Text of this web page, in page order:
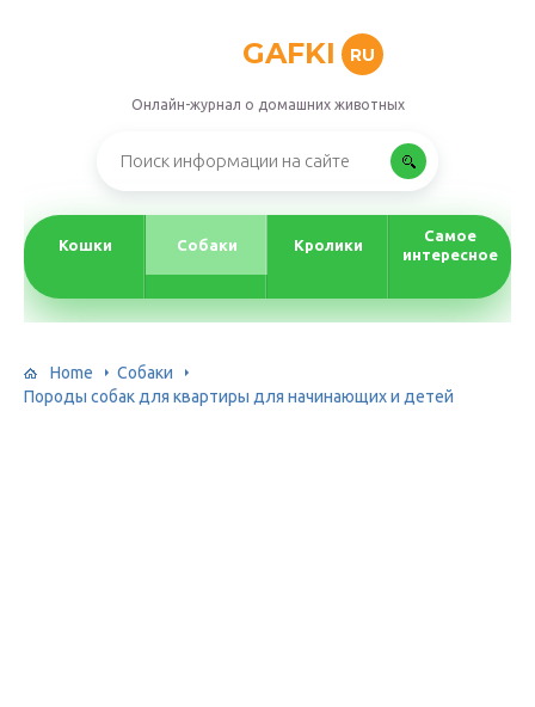
GAFKI RU
Онлайн-журнал о домашних животных
Кошки Собаки Кролики
Самое
интересное
Home
Собаки
Породы собак для квартиры для начинающих и детей